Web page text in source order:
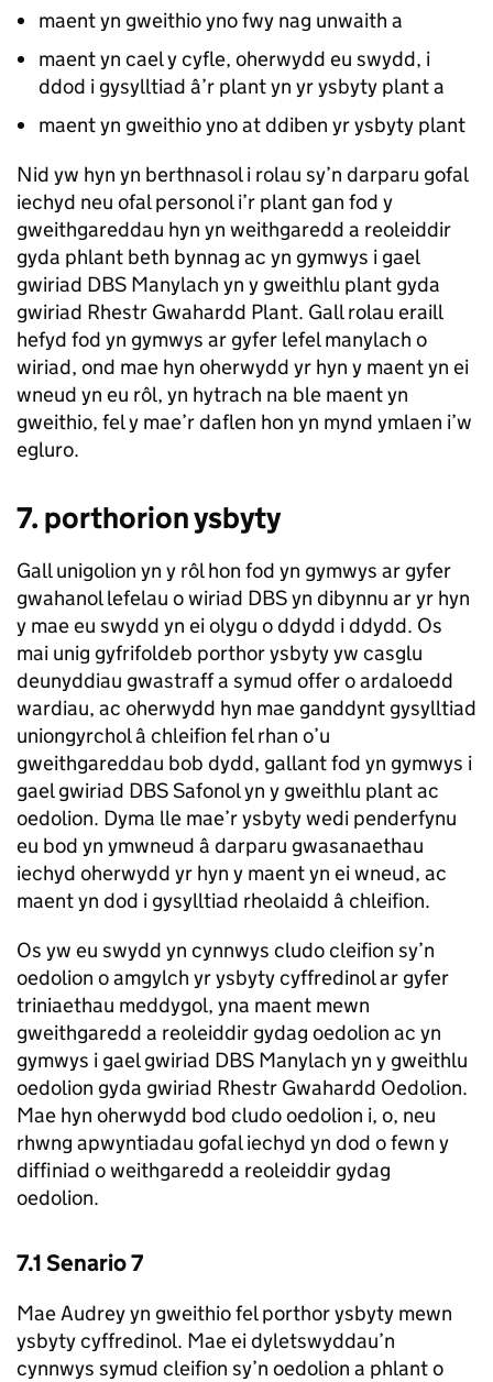
maent yn gweithio yno fwy nag unwaith a
maent yn cael y cyfle, oherwydd eu swydd, i
ddod i gysylltiad â’r plant yn yr ysbyty plant a
maent yn gweithio yno at ddiben yr ysbyty plant
Nid yw hyn yn berthnasol i rolau sy’n darparu gofal
iechyd neu ofal personol i’r plant gan fod y
gweithgareddau hyn yn weithgaredd a reoleiddir
gyda phlant beth bynnag ac yn gymwys i gael
gwiriad DBS Manylach yn y gweithlu plant gyda
gwiriad Rhestr Gwahardd Plant. Gall rolau eraill
hefyd fod yn gymwys ar gyfer lefel manylach o
wiriad, ond mae hyn oherwydd yr hyn y maent yn ei
wneud yn eu rôl, yn hytrach na ble maent yn
gweithio, fel y mae’r daflen hon yn mynd ymlaen i’w
egluro.
7. porthorion ysbyty
Gall unigolion yn y rôl hon fod yn gymwys ar gyfer
gwahanol lefelau o wiriad DBS yn dibynnu ar yr hyn
y mae eu swydd yn ei olygu o ddydd i ddydd. Os
mai unig gyfrifoldeb porthor ysbyty yw casglu
deunyddiau gwastraff a symud offer o ardaloedd
wardiau, ac oherwydd hyn mae ganddynt gysylltiad
uniongyrchol â chleifion fel rhan o’u
gweithgareddau bob dydd, gallant fod yn gymwys i
gael gwiriad DBS Safonol yn y gweithlu plant ac
oedolion. Dyma lle mae’r ysbyty wedi penderfynu
eu bod yn ymwneud â darparu gwasanaethau
iechyd oherwydd yr hyn y maent yn ei wneud, ac
maent yn dod i gysylltiad rheolaidd â chleifion.
Os yw eu swydd yn cynnwys cludo cleifion sy’n
oedolion o amgylch yr ysbyty cyffredinol ar gyfer
triniaethau meddygol, yna maent mewn
gweithgaredd a reoleiddir gydag oedolion ac yn
gymwys i gael gwiriad DBS Manylach yn y gweithlu
oedolion gyda gwiriad Rhestr Gwahardd Oedolion.
Mae hyn oherwydd bod cludo oedolion i, o, neu
rhwng apwyntiadau gofal iechyd yn dod o fewn y
diffiniad o weithgaredd a reoleiddir gydag
oedolion.
7.1 Senario 7
Mae Audrey yn gweithio fel porthor ysbyty mewn
ysbyty cyffredinol. Mae ei dyletswyddau’n
cynnwys symud cleifion sy’n oedolion a phlant o